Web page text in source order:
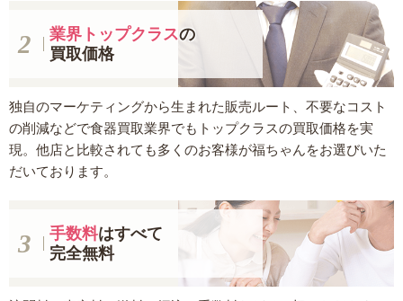
業界トップクラスの
買取価格
独自のマーケティングから生まれた販売ルート、不要なコスト
の削減などで食器買取業界でもトップクラスの買取価格を実
現。他店と比較されても多くのお客様が福ちゃんをお選びいた
だいております。
手数料はすべて
完全無料